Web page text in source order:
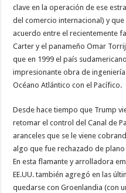
clave en la operación de ese
del comercio internacional) y
acuerdo entre el recientemente
Carter y el panameño Omar
que en 1999 el país
impresionante obra de
Océano Atlántico con el Pacífico.
Desde hace tiempo que Trump
retomar el control del Canal de
aranceles que se le viene
algo que fue rechazado de
En esta flamante y arrolladora
EE.UU. también agregó en las
quedarse con Groenlandia (con